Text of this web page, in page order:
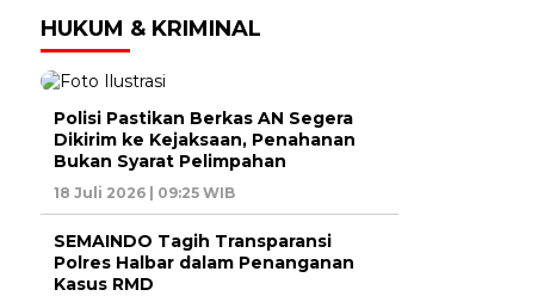
HUKUM & KRIMINAL
Polisi Pastikan Berkas AN Segera
Dikirim ke Kejaksaan, Penahanan
Bukan Syarat Pelimpahan
18 Juli 2026 | 09:25 WIB
SEMAINDO Tagih Transparansi
Polres Halbar dalam Penanganan
Kasus RMD